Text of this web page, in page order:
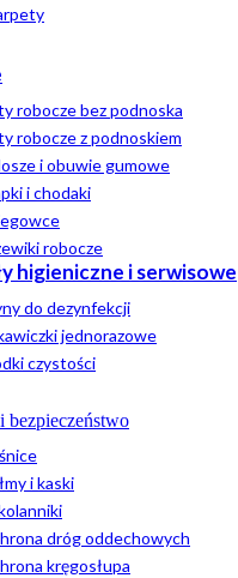
robocze bez podnoska
robocze z podnoskiem
i obuwie gumowe
i chodaki
robocze
higieniczne i serwisowe
do dezynfekcji
jednorazowe
czystości
bezpieczeństwo
i kaski
dróg oddechowych
kręgosłupa